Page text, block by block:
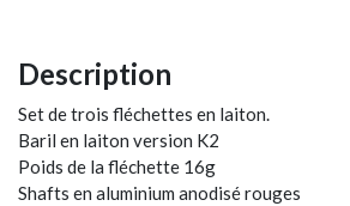
Description
Set de trois fléchettes en laiton.
Baril en laiton version K2
Poids de la fléchette 16g
Shafts en aluminium anodisé rouges